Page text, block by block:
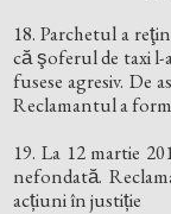
18. Parchetul a
că şoferul de taxi l-
fusese agresiv. De
Reclamantul a
19. La 12 martie
nefondată.
acțiuni în justiție